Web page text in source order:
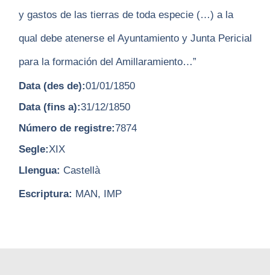
y gastos de las tierras de toda especie (…) a la
qual debe atenerse el Ayuntamiento y Junta Pericial
para la formación del Amillaramiento…”
Data (des de):01/01/1850
Data (fins a):31/12/1850
Número de registre:7874
Segle:XIX
Llengua: Castellà
Escriptura: MAN, IMP